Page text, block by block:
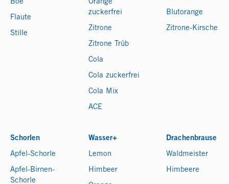
Böe
Flaute
Stille
Orange
zuckerfrei
Zitrone
Zitrone Trüb
Cola
Cola zuckerfrei
Cola Mix
ACE
Blutorange
Zitrone-Kirsche
Schorlen
Apfel-Schorle
Apfel-Birnen-
Schorle
Wasser+
Lemon
Himbeer
Drachenbrause
Waldmeister
Himbeere